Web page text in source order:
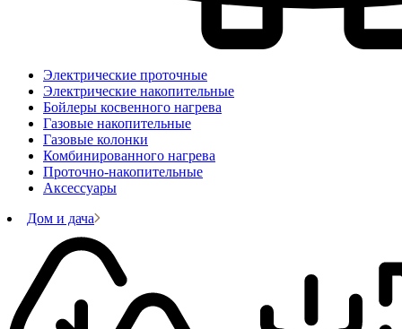
Электрические проточные
Электрические накопительные
Бойлеры косвенного нагрева
Газовые накопительные
Газовые колонки
Комбинированного нагрева
Проточно-накопительные
Аксессуары
Дом и дача